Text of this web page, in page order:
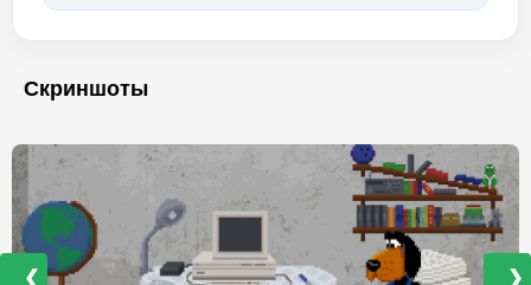
Скриншоты
❮ ❯